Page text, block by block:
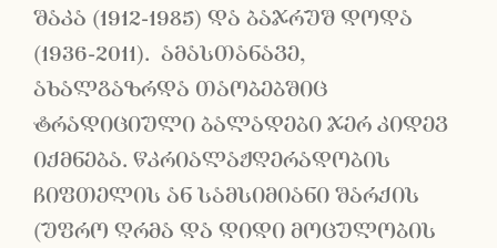
შაკა (1912-1985) და ბაჯრუშ დოდა
(1936-2011). ამასთანავე,
ახალგაზრდა თაობებშიც
ტრადიციული ბალადები ჯერ კიდევ
იქმნება. წკრიალაჟღერადობის
ჩიფთელის ან სამსიმიანი შარქის
(უფრო ღრმა და დიდი მოცულობის